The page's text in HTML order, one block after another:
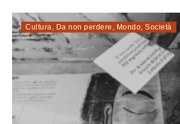
Cultura, Da non perdere , Mondo, Società